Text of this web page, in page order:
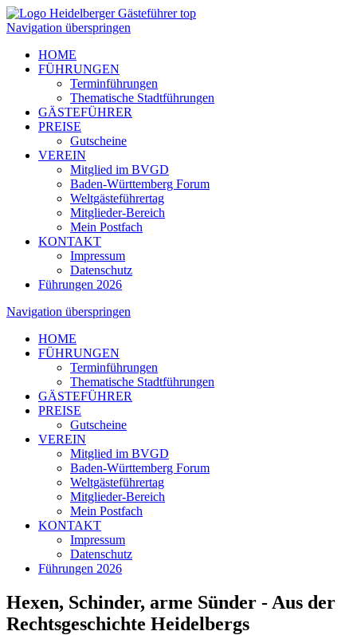
Navigation überspringen
HOME
FÜHRUNGEN
Terminführungen
Thematische Stadtführungen
GÄSTEFÜHRER
PREISE
Gutscheine
VEREIN
Mitglied im BVGD
Baden-Württemberg Forum
Weltgästeführertag
Mitglieder-Bereich
Mein Postfach
KONTAKT
Impressum
Datenschutz
Führungen 2026
Navigation überspringen
HOME
FÜHRUNGEN
Terminführungen
Thematische Stadtführungen
GÄSTEFÜHRER
PREISE
Gutscheine
VEREIN
Mitglied im BVGD
Baden-Württemberg Forum
Weltgästeführertag
Mitglieder-Bereich
Mein Postfach
KONTAKT
Impressum
Datenschutz
Führungen 2026
Hexen, Schinder, arme Sünder - Aus der
Rechtsgeschichte Heidelbergs